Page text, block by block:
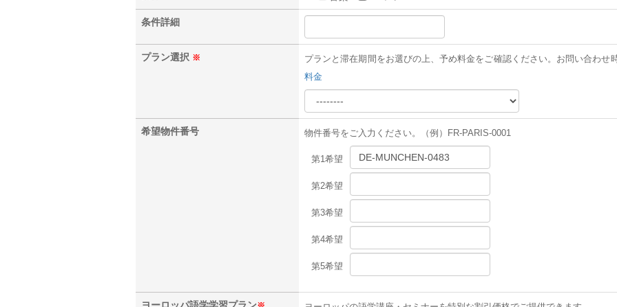
条件詳細
プラン選択 ※ プランと滞在期間をお選びの上、予め料金をご確認ください。お問い合わ
料金
希望物件番号 物件番号をご入力ください。 （例）FR-PARIS-0001
第1希望
第2希望
第3希望
第4希望
第5希望